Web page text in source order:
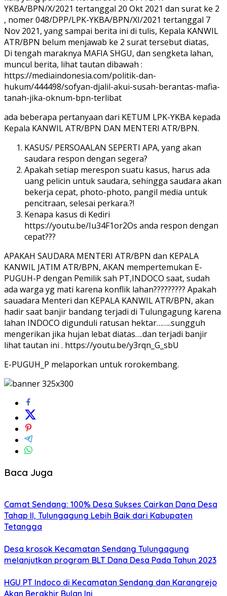
YKBA/BPN/X/2021 tertanggal 20 Okt 2021 dan surat ke 2
, nomer 048/DPP/LPK-YKBA/BPN/XI/2021 tertanggal 7
Nov 2021, yang sampai berita ini di tulis, Kepala KANWIL
ATR/BPN belum menjawab ke 2 surat tersebut diatas,
Di tengah maraknya MAFIA SHGU, dan sengketa lahan,
muncul berita, lihat tautan dibawah :
https://mediaindonesia.com/politik-dan-
hukum/444498/sofyan-djalil-akui-susah-berantas-mafia-
tanah-jika-oknum-bpn-terlibat
ada beberapa pertanyaan dari KETUM LPK-YKBA kepada
Kepala KANWIL ATR/BPN DAN MENTERI ATR/BPN.
KASUS/ PERSOAALAN SEPERTI APA, yang akan
saudara respon dengan segera?
Apakah setiap merespon suatu kasus, harus ada
uang pelicin untuk saudara, sehingga saudara akan
bekerja cepat, photo-photo, pangil media untuk
pencitraan, selesai perkara.?!
Kenapa kasus di Kediri
https://youtu.be/Iu34F1or2Os anda respon dengan
cepat???
APAKAH SAUDARA MENTERI ATR/BPN dan KEPALA
KANWIL JATIM ATR/BPN, AKAN mempertemukan E-
PUGUH-P dengan Pemilik sah PT,INDOCO saat, sudah
ada warga yg mati karena konflik lahan????????? Apakah
sauadara Menteri dan KEPALA KANWIL ATR/BPN, akan
hadir saat banjir bandang terjadi di Tulungagung karena
lahan INDOCO digunduli ratusan hektar……..sungguh
mengerikan jika hujan lebat diatas….dan terjadi banjir
lihat tautan ini . https://youtu.be/y3rqn_G_sbU
E-PUGUH_P melaporkan untuk rorokembang.
Baca Juga
Camat Sendang: 100% Desa Sukses Cairkan Dana Desa
Tahap II, Tulungagung Lebih Baik dari Kabupaten
Tetangga
Desa krosok Kecamatan Sendang Tulungagung
melanjutkan program BLT Dana Desa Pada Tahun 2023
HGU PT Indoco di Kecamatan Sendang dan Karangrejo
Akan Berakhir Bulan Ini